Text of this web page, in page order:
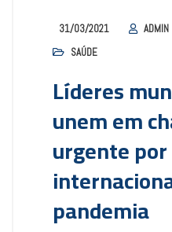
31/03/2021 ADMIN
SAÚDE
Líderes
unem em
urgente
pandemia